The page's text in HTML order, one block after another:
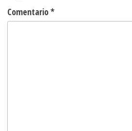
Comentario*